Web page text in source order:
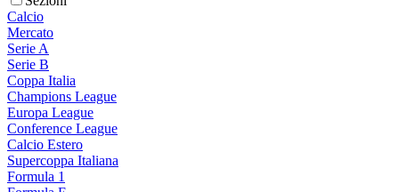
Calcio
Mercato
Serie A
Serie B
Coppa Italia
Champions League
Europa League
Conference League
Calcio Estero
Supercoppa Italiana
Formula 1